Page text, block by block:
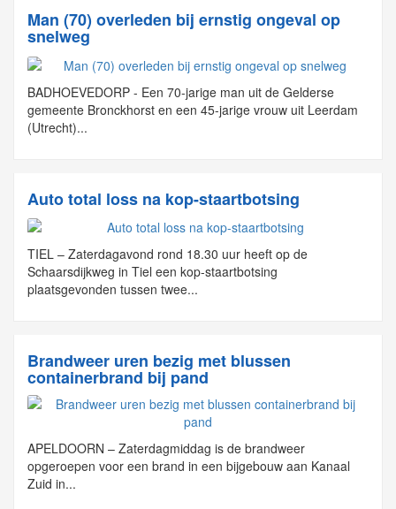
Man (70) overleden bij ernstig ongeval op
snelweg
BADHOEVEDORP - Een 70-jarige man uit de Gelderse
gemeente Bronckhorst en een 45-jarige vrouw uit Leerdam
(Utrecht)...
Auto total loss na kop-staartbotsing
TIEL – Zaterdagavond rond 18.30 uur heeft op de
Schaarsdijkweg in Tiel een kop-staartbotsing
plaatsgevonden tussen twee...
Brandweer uren bezig met blussen
containerbrand bij pand
APELDOORN – Zaterdagmiddag is de brandweer
opgeroepen voor een brand in een bijgebouw aan Kanaal
Zuid in...